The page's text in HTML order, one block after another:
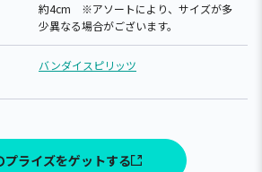
約4cm ※アソートにより、サイズが多
少異なる場合がございます。
バンダイスピリッツ
プライズをゲットする